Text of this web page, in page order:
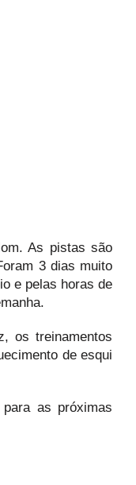
As pistas são
3 dias muito
e pelas horas de
os treinamentos
de esqui
as próximas